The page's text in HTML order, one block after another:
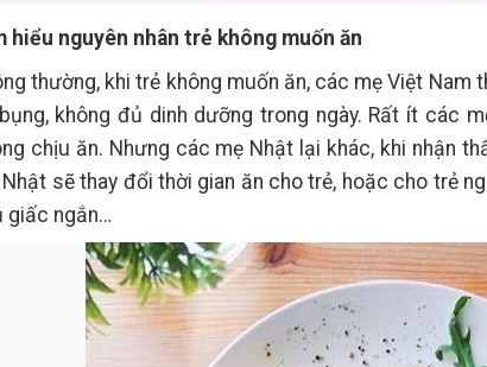
hiểu nguyên nhân trẻ không muốn ăn
thường, khi trẻ không muốn ăn, các mẹ Việt Nam
không đủ dinh dưỡng trong ngày. Rất ít các
chịu ăn. Nhưng các mẹ Nhật lại khác, khi nhận
Nhật sẽ thay đổi thời gian ăn cho trẻ, hoặc cho trẻ
giấc ngắn…